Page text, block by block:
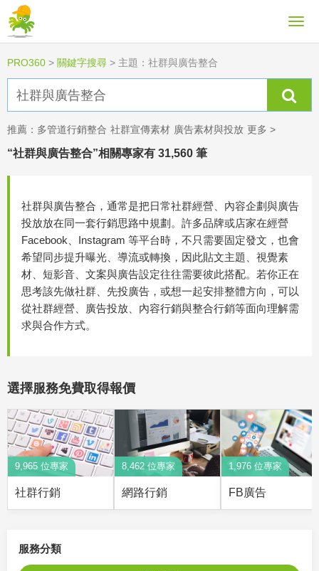
PRO360 > 關鍵字搜尋 > 主題：社群與廣告整合
推薦： 多管道行銷整合 社群宣傳素材 廣告素材與投放 更多 >
“社群與廣告整合”相關專家有 31,560 筆
社群與廣告整合，通常是把日常社群經營、內容企劃與廣告
投放放在同一套行銷思路中規劃。許多品牌或店家在經營
Facebook、Instagram 等平台時，不只需要固定發文，也會
希望同步提升曝光、導流或轉換，因此貼文主題、視覺素
材、短影音、文案與廣告設定往往需要彼此搭配。若你正在
思考該先做社群、先投廣告，或想一起安排整體方向，可以
從社群經營、廣告投放、內容行銷與整合行銷等面向理解需
求與合作方式。
選擇服務免費取得報價
9,965 位專家
社群行銷
8,462 位專家
網路行銷
1,976 位專家
FB廣告
服務分類